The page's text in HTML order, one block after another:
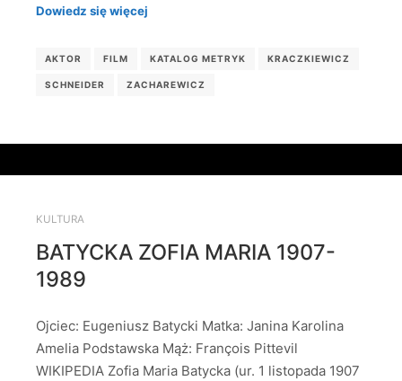
Dowiedz się więcej
AKTOR FILM KATALOG METRYK KRACZKIEWICZ
SCHNEIDER ZACHAREWICZ
KULTURA
BATYCKA ZOFIA MARIA 1907-
1989
Ojciec: Eugeniusz Batycki Matka: Janina Karolina
Amelia Podstawska Mąż: François Pittevil
WIKIPEDIA Zofia Maria Batycka (ur. 1 listopada 1907